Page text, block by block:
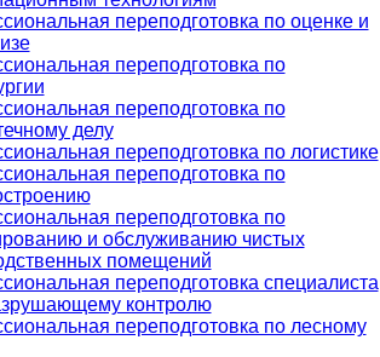
переподготовка по оценке и
переподготовка по
переподготовка по
делу
переподготовка по логистике
переподготовка по
переподготовка по
и обслуживанию чистых
помещений
переподготовка специалиста
контролю
переподготовка по лесному